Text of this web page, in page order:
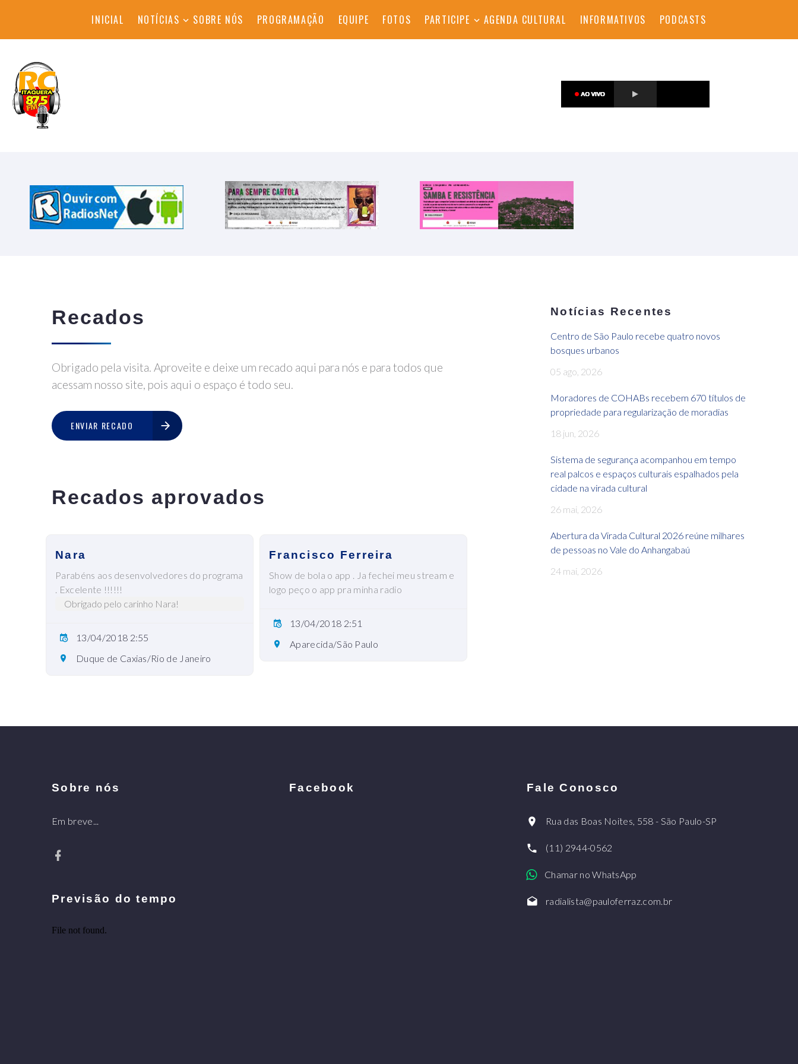
INICIAL NOTÍCIAS SOBRE NÓS PROGRAMAÇÃO EQUIPE FOTOS PARTICIPE AGENDA CULTURAL INFORMATIVOS PODCASTS
Recados
Obrigado pela visita. Aproveite e deixe um recado aqui para nós e para todos que
acessam nosso site, pois aqui o espaço é todo seu.
ENVIAR RECADO
Recados aprovados
Nara
Parabéns aos desenvolvedores do programa
. Excelente !!!!!!
Obrigado pelo carinho Nara!
13/04/2018 2:55
Duque de Caxias/Rio de Janeiro
Francisco Ferreira
Show de bola o app . Ja fechei meu stream e
logo peço o app pra minha radio
13/04/2018 2:51
Aparecida/São Paulo
Notícias Recentes
Centro de São Paulo recebe quatro novos
bosques urbanos
05 ago, 2026
Moradores de COHABs recebem 670 títulos de
propriedade para regularização de moradias
18 jun, 2026
Sistema de segurança acompanhou em tempo
real palcos e espaços culturais espalhados pela
cidade na virada cultural
26 mai, 2026
Abertura da Virada Cultural 2026 reúne milhares
de pessoas no Vale do Anhangabaú
24 mai, 2026
Sobre nós
Em breve...
Previsão do tempo
Facebook Fale Conosco
Rua das Boas Noites, 558 - São Paulo-SP
(11) 2944-0562
Chamar no WhatsApp
radialista@pauloferraz.com.br